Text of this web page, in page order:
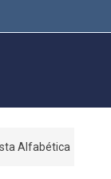
Alfabética